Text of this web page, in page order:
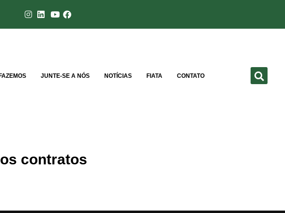
JUNTE-SE A NÓS NOTÍCIAS FIATA CONTATO
contratos